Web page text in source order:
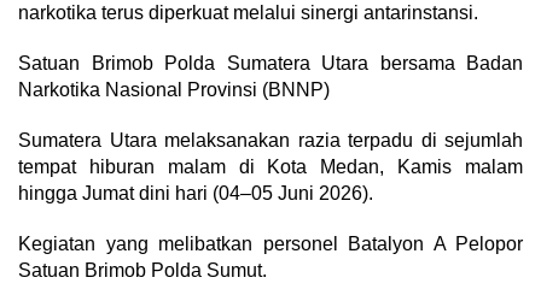
narkotika terus diperkuat melalui sinergi antarinstansi.
Satuan Brimob Polda Sumatera Utara bersama Badan
Narkotika Nasional Provinsi (BNNP)
Sumatera Utara melaksanakan razia terpadu di sejumlah
tempat hiburan malam di Kota Medan, Kamis malam
hingga Jumat dini hari (04–05 Juni 2026).
Kegiatan yang melibatkan personel Batalyon A Pelopor
Satuan Brimob Polda Sumut.